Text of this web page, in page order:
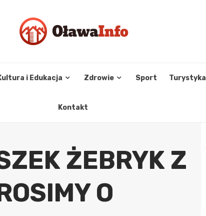
i Edukacja Zdrowie Sport Turystyka
Kontakt
ŻEBRYK Z
O